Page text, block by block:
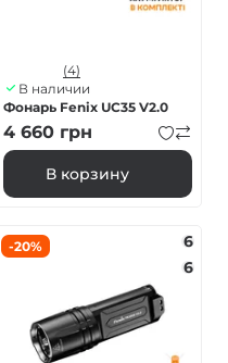
(4)
В наличии
Фонарь Fenix UC35 V2.0
4 660 грн
В корзину
-20%
6
6